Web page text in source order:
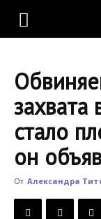
KLOOP.KG
Новости
Кыргызстана
захвата
стало
он
От Александра